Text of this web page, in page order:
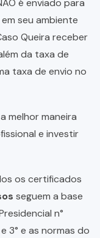
é enviado para
seu ambiente
Queira receber
da taxa de
taxa de envio no
melhor maneira
e investir
os certificados
seguem a base
n°
3° e as normas do